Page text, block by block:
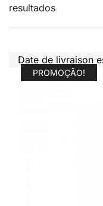
resultados
Date de livraison
PROMOÇÃO!